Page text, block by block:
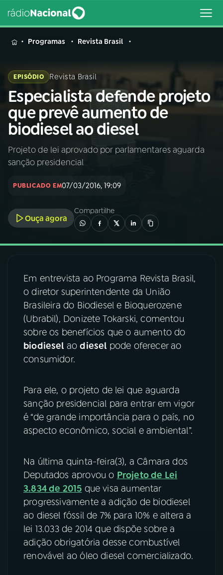
MENU
Buscar
na
Rádio
Nacional
Buscar
AO VIVO
INÍCIO
A RÁDIO
03PROGRAMAÇÃO
04 PROGRAMAS
PODCASTS
06VIDEOCASTS
08 FESTIVAL DE MÚSICA
YouTube Facebook
Instagram X
TikTok
Programas Revista Brasil
EPISÓDIO Revista Brasil
Especialista defende projeto
que prevê aumento de
biodiesel ao diesel
Projeto de lei aprovado por parlamentares aguarda
sanção presidencial
PUBLICADO EM07/03/2016, 19:09
Ouça agora
Compartilhe
Em entrevista ao Programa Revista Brasil,
o diretor superintendente da União
Brasileira do Biodiesel e Bioquerozene
(Ubrabil), Donizete Tokarski, comentou
sobre os benefícios que o aumento do
biodiesel aodiesel pode oferecer ao
consumidor.
Para ele, o projeto de lei que aguarda
sanção presidencial para entrar em vigor
é “de grande importância para o país, no
aspecto econômico, social e ambiental”.
Na última quinta-feira(3), a Câmara dos
Deputados aprovou o Projeto de Lei
3.834 de 2015 que visa aumentar
progressivamente a adição de biodiesel
ao diesel fóssil de 7% para 10% e altera a
lei 13.033 de 2014 que dispõe sobre a
adição obrigatória desse combustível
renovável ao óleo diesel comercializado.